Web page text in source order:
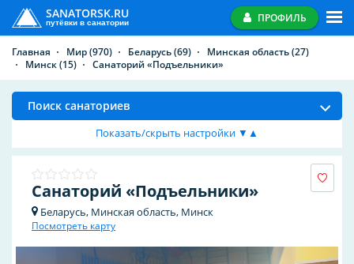
SANATORSK.RU
путёвки в санатории ПРОФИЛЬ
Главная Мир(970) Беларусь(69) Минская область(27)
Минск(15) Санаторий «Подъельники»
Поиск санаториев
Показать/скрыть настройки ▼▲
Санаторий «Подъельники»
Беларусь, Минская область, Минск
Посмотреть карту